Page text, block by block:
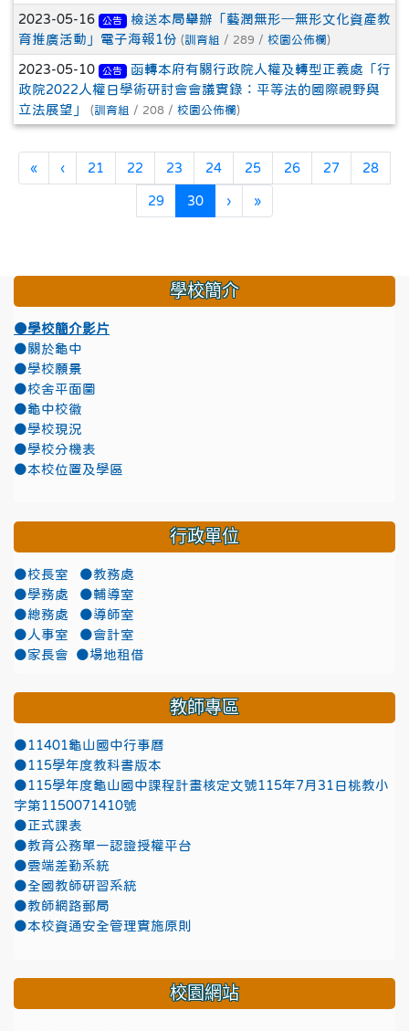
2023-05-16 公告
檢送本局舉辦「藝潤無形─無形文化資產教
育推廣活動」電子海報1份 (訓育組 / 289 / 校園公佈欄 )
2023-05-10 公告
函轉本府有關行政院人權及轉型正義處「行
政院2022人權日學術研討會會議實錄：平等法的國際視野與
立法展望」
(訓育組 / 208 / 校園公佈欄 )
«第一頁
‹上一頁
21 22 23 24 25 26 27 28
29 30(目前頁次)
›下一頁
»最後頁
學校簡介
●學校簡介影片
●關於龜中
●學校願景
●校舍平面圖
●龜中校徽
●學校現況
●學校分機表
●本校位置及學區
行政單位
●校長室
●教務處
●學務處
●輔導室
●總務處
●導師室
●人事室
●會計室
●家長會
●場地租借
教師專區
●11401龜山國中行事曆
●115學年度教科書版本
●115學年度龜山國中課程計畫核定文號115年7月31日桃教小
字第1150071410號
●正式課表
●教育公務單一認證授權平台
●雲端差勤系統
●全國教師研習系統
●教師網路郵局
●本校資通安全管理實施原則
校園網站